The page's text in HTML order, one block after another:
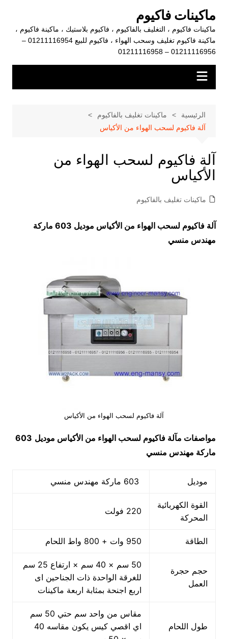
المحتوى
ماكينات فاكيوم
ماكينات فاكيوم ، التغليف بالفاكيوم ، فاكيوم بلاستيك ، ماكينة فاكيوم ،
ماكينة فاكيوم تغليف وسحب الهواء ، فاكيوم للبيع 01211116954 –
01211116956 – 01211116958
الرئيسية
ماكينات تغليف بالفاكيوم
آلة فاكيوم لسحب الهواء من الأكياس
آلة فاكيوم لسحب الهواء من
الأكياس
ماكينات تغليف بالفاكيوم
آلة فاكيوم لسحب الهواء من الأكياس
موديل 603 ماركة
مهندس منسي
آلة فاكيوم لسحب الهواء من الأكياس
مواصفات مآلة فاكيوم لسحب الهواء من الأكياس موديل 603
ماركة مهندس منسي
موديل
القوة الكهربائية
المحركة
220 فولت
الطاقة 950 وات + 800 واط اللحام
حجم حجرة
العمل
50 سم × 40 سم × ارتفاع 25 سم
للغرقة الواحدة ذات الجناحين اى
اربع اجنحة بمثابة اربعة ماكينات
طول اللحام
مقاس من واحد سم حتي 50 سم
اي اقصي كيس يكون مقاسه 40